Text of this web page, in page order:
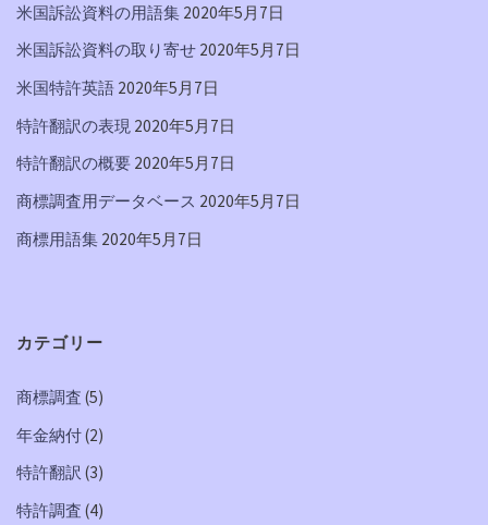
米国訴訟資料の用語集 2020年5月7日
米国訴訟資料の取り寄せ 2020年5月7日
米国特許英語 2020年5月7日
特許翻訳の表現 2020年5月7日
特許翻訳の概要 2020年5月7日
商標調査用データベース 2020年5月7日
商標用語集 2020年5月7日
カテゴリー
商標調査 (5)
年金納付(2)
特許翻訳 (3)
特許調査 (4)